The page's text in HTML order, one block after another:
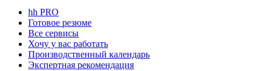
hh PRO
Готовое резюме
Все сервисы
Хочу у вас работать
Производственный календарь
Экспертная рекомендация